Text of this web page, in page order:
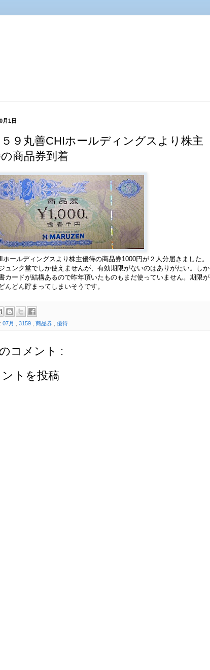
月1日
５９丸善CHIホールディングスより株主
商品券到着
ホールディングスより株主優待の商品券1000円が２人分届きました。
ュンク堂でしか使えませんが、有効期限がないのはありがたい。しか
カードが結構あるので昨年頂いたものもまだ使っていません。期限が
んどん貯まってしまいそうです。
07月 , 3159 , 商品券 , 優待
コメント :
ントを投稿